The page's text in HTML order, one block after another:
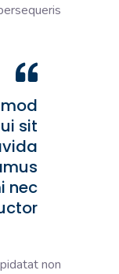
sit
nec
non